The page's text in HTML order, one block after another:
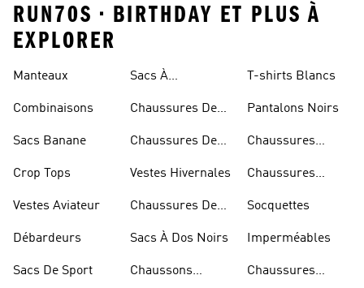
RUN70S • BIRTHDAY ET PLUS À
EXPLORER
Manteaux
Combinaisons
Sacs Banane
Crop Tops
Vestes Aviateur
Débardeurs
Sacs De Sport
Rouges
Sacs À
Chaussures De
Chaussures De
Vestes Hivernales
Chaussures De
Sacs À Dos Noirs
Chaussons
T-shirts Blancs
Pantalons Noirs
Chaussures
Chaussures
Socquettes
Imperméables
Chaussures